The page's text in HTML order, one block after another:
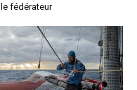
fédérateur